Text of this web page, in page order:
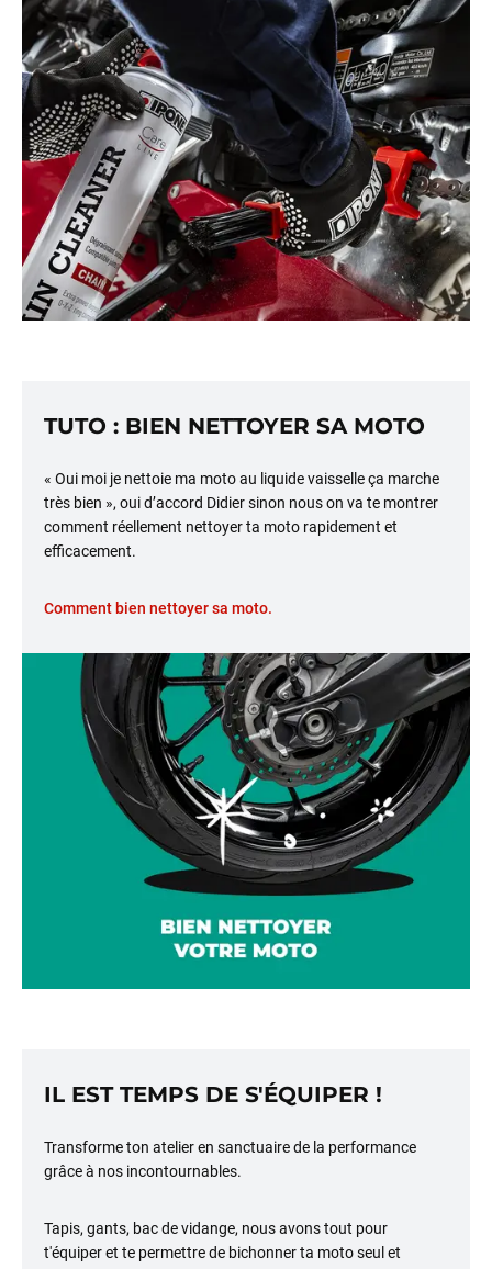
TUTO : BIEN NETTOYER SA MOTO
« Oui moi je nettoie ma moto au liquide vaisselle ça marche
très bien », oui d’accord Didier sinon nous on va te montrer
comment réellement nettoyer ta moto rapidement et
efficacement.
Comment bien nettoyer sa moto.
IL EST TEMPS DE S'ÉQUIPER !
Transforme ton atelier en sanctuaire de la performance
grâce à nos incontournables.
Tapis, gants, bac de vidange, nous avons tout pour
t'équiper et te permettre de bichonner ta moto seul et